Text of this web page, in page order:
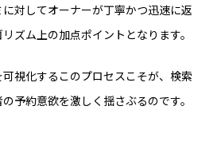
対してオーナーが丁寧かつ迅速に返
ズム上の加点ポイントとなります。
視化するこのプロセスこそが、検索
予約意欲を激しく揺さぶるのです。